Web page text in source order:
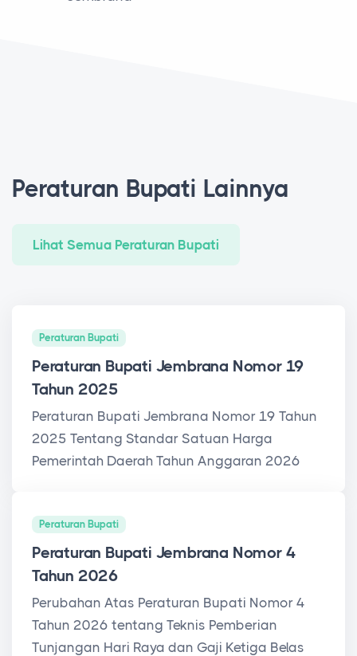
Peraturan Bupati Lainnya
Lihat Semua Peraturan Bupati
Peraturan Bupati
Peraturan Bupati Jembrana Nomor 19
Tahun 2025
Peraturan Bupati Jembrana Nomor 19 Tahun
2025 Tentang Standar Satuan Harga
Pemerintah Daerah Tahun Anggaran 2026
Peraturan Bupati
Peraturan Bupati Jembrana Nomor 4
Tahun 2026
Perubahan Atas Peraturan Bupati Nomor 4
Tahun 2026 tentang Teknis Pemberian
Tunjangan Hari Raya dan Gaji Ketiga Belas